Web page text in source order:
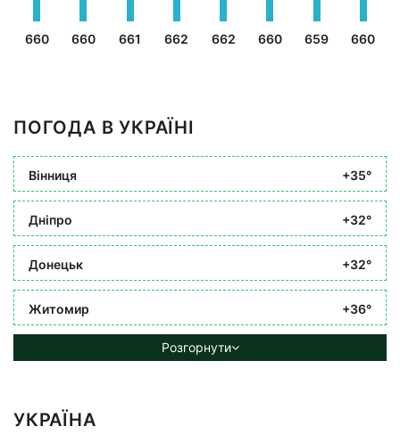
660 660 661 662 662 660 659 660
ПОГОДА В УКРАЇНІ
Вінниця +35°
Дніпро +32°
Донецьк +32°
Житомир +36°
Розгорнути
УКРАЇНА